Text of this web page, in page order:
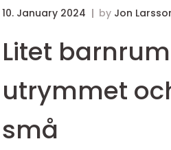
10. January 2024 by Jon
Litet
utrymmet
små